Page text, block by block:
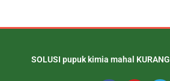
SOLUSI pupuk kimia mahal